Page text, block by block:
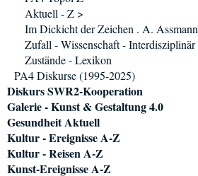
Aktuell - Z >
Im Dickicht der Zeichen . A. Assmann
Zufall - Wissenschaft - Interdisziplinär
Zustände - Lexikon
PA4 Diskurse (1995-2025)
Diskurs SWR2-Kooperation
Galerie - Kunst & Gestaltung 4.0
Gesundheit Aktuell
Kultur - Ereignisse A-Z
Kultur - Reisen A-Z
Kunst-Ereignisse A-Z